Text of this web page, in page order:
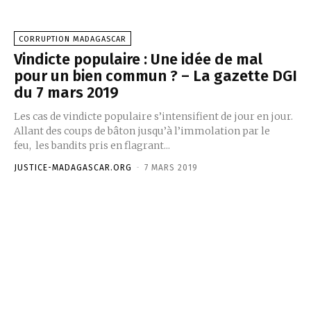
CORRUPTION MADAGASCAR
Vindicte populaire : Une idée de mal
pour un bien commun ? – La gazette DGI
du 7 mars 2019
Les cas de vindicte populaire s’intensifient de jour en jour.
Allant des coups de bâton jusqu’à l’immolation par le
feu, les bandits pris en flagrant...
JUSTICE-MADAGASCAR.ORG - 7 MARS 2019